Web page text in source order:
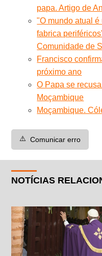
papa. Artigo de
"O mundo atual
fabrica
Comunidade de
Francisco
próximo ano
O Papa se
Moçambique
Moçambique.
⚠️ Comunicar erro
NOTÍCIAS